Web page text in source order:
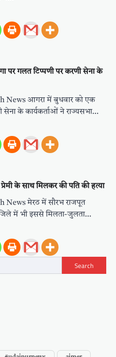
पर गलत टिप्पणी पर करणी सेना के
News आगरा में बुधवार को एक
सेना के कार्यकर्ताओं ने राज्यसभा…
के साथ मिलकर की पति की हत्या
News मेरठ में सौरभ राजपूत
में भी इससे मिलता-जुलता…
Search